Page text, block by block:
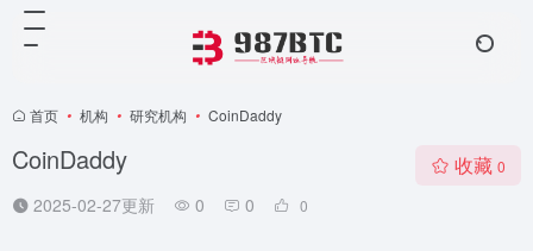
首页 • 机构 • 研究机构 • CoinDaddy
CoinDaddy
2025-02-27更新 0 0 0
收藏 0